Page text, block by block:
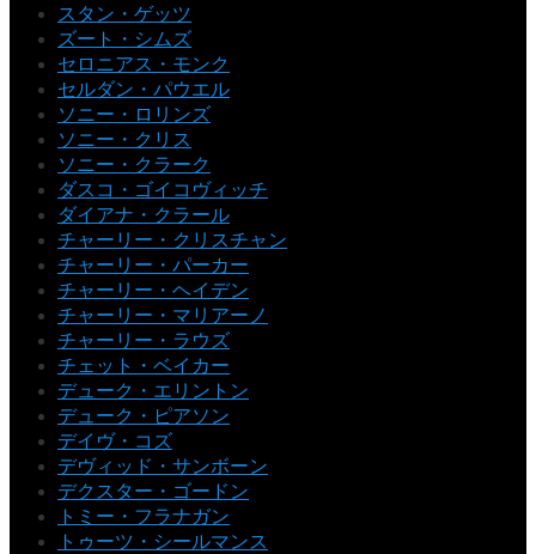
スタン・ゲッツ
ズート・シムズ
セロニアス・モンク
セルダン・パウエル
ソニー・ロリンズ
ソニー・クリス
ソニー・クラーク
ダスコ・ゴイコヴィッチ
ダイアナ・クラール
チャーリー・クリスチャン
チャーリー・パーカー
チャーリー・ヘイデン
チャーリー・マリアーノ
チャーリー・ラウズ
チェット・ベイカー
デューク・エリントン
デューク・ピアソン
デイヴ・コズ
デヴィッド・サンボーン
デクスター・ゴードン
トミー・フラナガン
トゥーツ・シールマンス